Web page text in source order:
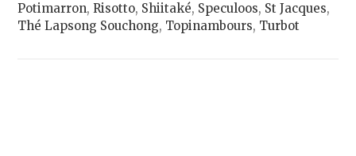
Potimarron,Risotto, Shiitaké, Speculoos, St Jacques,
Thé Lapsong Souchong, Topinambours, Turbot